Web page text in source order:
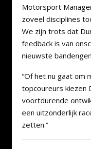
Motorsport
zoveel disciplines
We zijn trots dat
feedback is van
nieuwste
“Of het nu gaat om
topcoureurs kiezen
voortdurende
een uitzonderlijk
zetten.”